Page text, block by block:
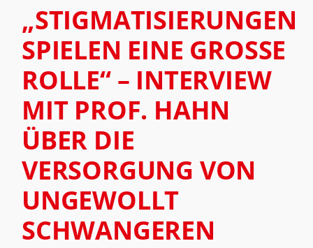
„STIGMATISIERUNGEN
SPIELEN EINE GROSSE R
OLLE“ – INTERVIEW M
IT PROF. HAHN Ü
BER DIE V
ERSORGUNG VON U
NGEWOLLT S
CHWANGEREN